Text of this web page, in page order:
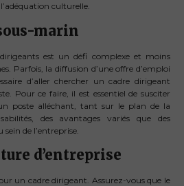
culturelle.
marin
est un défi complexe et moins
Parfois, la diffusion d’une offre d’emploi
d’aller chercher un cadre dirigeant
Pour ce faire, il est essentiel de susciter
poste alléchant, tant sur le plan de la
des avantages variés que des
de l’entreprise.
d’entreprise
un cadre dirigeant. Assurez-vous que le